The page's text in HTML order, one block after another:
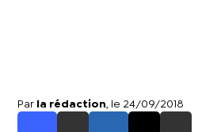
Par la rédaction , le 24/09/2018